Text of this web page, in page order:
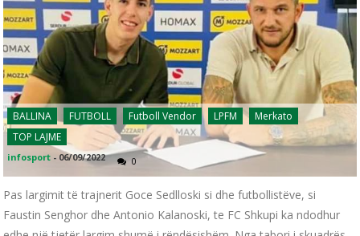
BALLINA FUTBOLL Futboll Vendor LPFM
Merkato
TOP LAJME
infosport - 06/09/2022 0
Pas largimit të trajnerit Goce Sedlloski si dhe futbollistëve, si
Faustin Senghor dhe Antonio Kalanoski, te FC Shkupi ka ndodhur